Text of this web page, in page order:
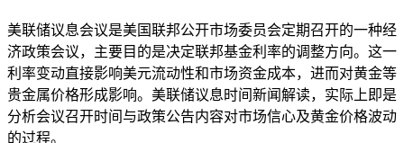
美联储议息会议是美国联邦公开市场委员会定期召开的一种经
济政策会议，主要目的是决定联邦基金利率的调整方向。这一
利率变动直接影响美元流动性和市场资金成本，进而对黄金等
贵金属价格形成影响。美联储议息时间新闻解读，实际上即是
分析会议召开时间与政策公告内容对市场信心及黄金价格波动
的过程。